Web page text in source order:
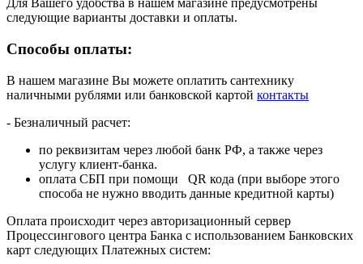
Для Вашего удобства в нашем магазине предусмотрены
следующие варианты доставки и оплаты.
Способы оплаты:
В нашем магазине Вы можете оплатить сантехнику
наличными рублями или банковской картой контакты
- Безналичный расчет:
по реквизитам через любой банк РФ, а также через
услугу клиент-банка.
оплата СБП при помощи QR кода (при выборе этого
способа не нужно вводить данные кредитной карты)
Оплата происходит через авторизационный сервер
Процессингового центра Банка с использованием Банковских
карт следующих Платежных систем: